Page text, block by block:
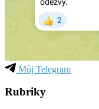
Můj Telegram
Rubriky